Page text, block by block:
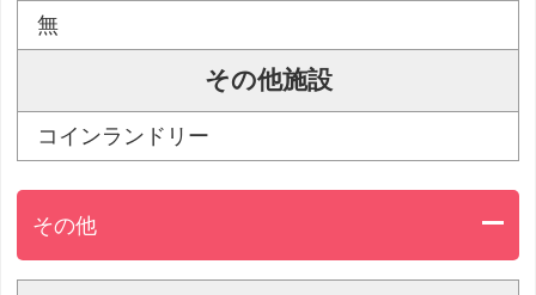
無
その他施設
コインランドリー
その他